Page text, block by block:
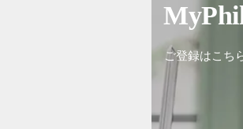
ご登録はこち